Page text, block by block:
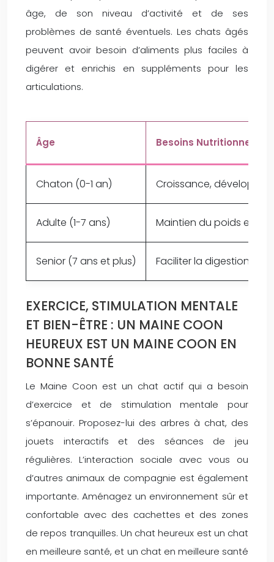
âge, de son niveau d’activité et de ses
problèmes de santé éventuels. Les chats âgés
peuvent avoir besoin d’aliments plus faciles à
digérer et enrichis en suppléments pour les
articulations.
Âge Besoins Nutritionnels
Chaton (0-1 an) Croissance,
Adulte (1-7 ans) Maintien du poids et de
Senior (7 ans et plus) Faciliter la digestion,
EXERCICE, STIMULATION MENTALE
ET BIEN-ÊTRE : UN MAINE COON
HEUREUX EST UN MAINE COON EN
BONNE SANTÉ
Le Maine Coon est un chat actif qui a besoin
d’exercice et de stimulation mentale pour
s’épanouir. Proposez-lui des arbres à chat, des
jouets interactifs et des séances de jeu
régulières. L’interaction sociale avec vous ou
d’autres animaux de compagnie est également
importante. Aménagez un environnement sûr et
confortable avec des cachettes et des zones
de repos tranquilles. Un chat heureux est un chat
en meilleure santé, et un chat en meilleure santé